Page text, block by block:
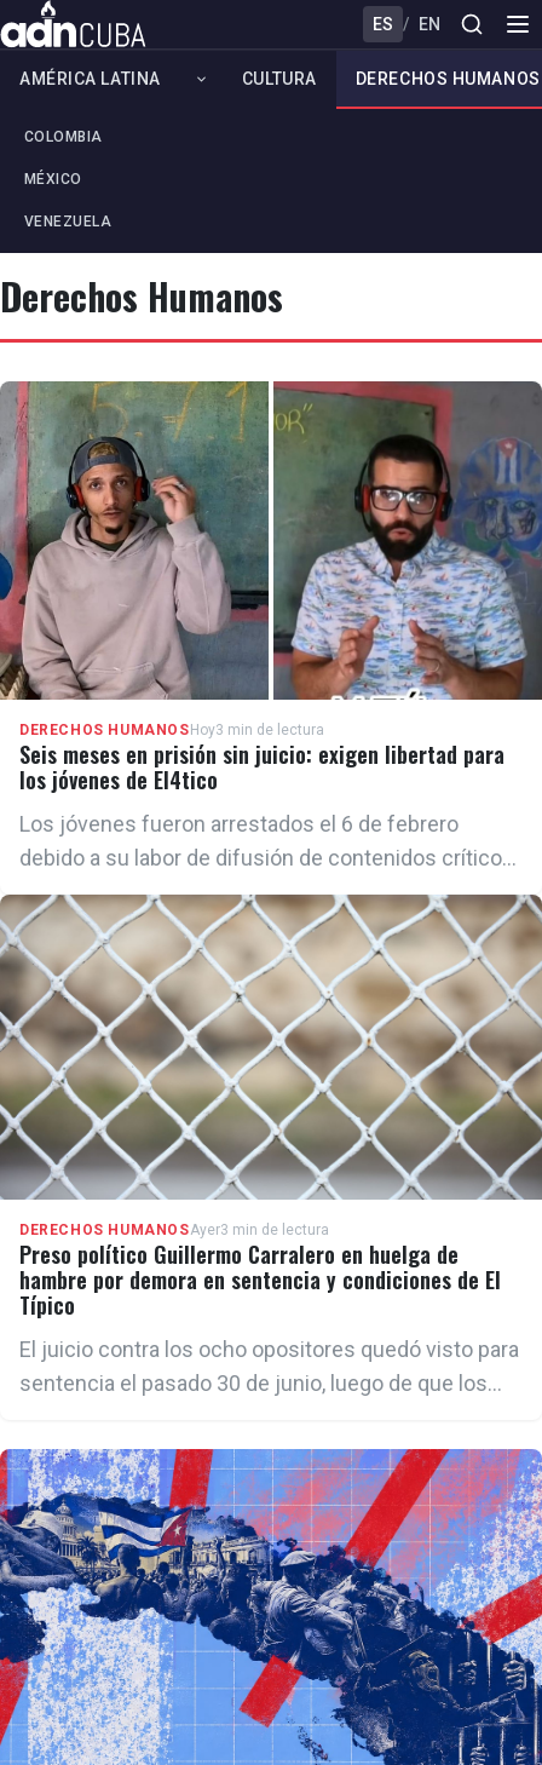
ES / EN
AMÉRICA LATINA
COLOMBIA
MÉXICO
VENEZUELA
CULTURA DERECHOS HUMANOS
Derechos Humanos
DERECHOS HUMANOSHoy3 min de lectura
Seis meses en prisión sin juicio: exigen libertad para
los jóvenes de El4tico
Los jóvenes fueron arrestados el 6 de febrero
debido a su labor de difusión de contenidos críticos
sobre la realidad política, económica y social de
Cuba a través de la plataforma digital El4tico, creada
en 2025 para promover el debate ciudadano sobre el
futuro del país.
DERECHOS HUMANOSAyer3 min de lectura
Preso político Guillermo Carralero en huelga de
hambre por demora en sentencia y condiciones de El
Típico
El juicio contra los ocho opositores quedó visto para
sentencia el pasado 30 de junio, luego de que los
prisión preventiva sin ser llevados ante un tribunal.